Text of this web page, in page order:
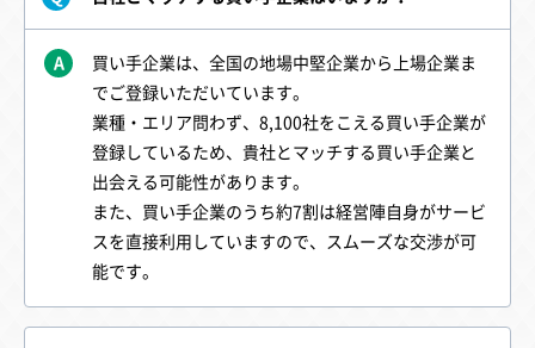
A
買い手企業は、全国の地場中堅企業から上場企業ま
でご登録いただいています。
業種・エリア問わず、8,100社をこえる買い手企業が
登録しているため、貴社とマッチする買い手企業と
出会える可能性があります。
また、買い手企業のうち約7割は経営陣自身がサービ
スを直接利用していますので、スムーズな交渉が可
能です。